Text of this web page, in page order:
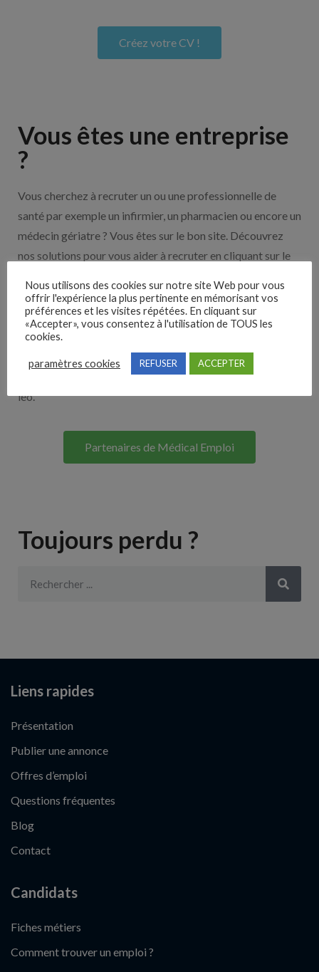
Créez votre CV !
Vous êtes une entreprise
?
Vous cherchez à recruter un ou une professionnelle de
santé par exemple un infirmier, un pharmacien ou encore un
médecin gériatre ? Vous êtes sur le bon site. Découvrez
nos solutions pour vous aider à recruter en cliquant sur le
Nos solutions entreprises
Lorem ipsum dolor sit amet, consectetur adipiscing elit. Ut
elit tellus, luctus nec ullamcorper mattis, pulvinar dapibus
leo.
Partenaires de Médical Emploi
Toujours perdu ?
Liens rapides
Présentation
Publier une annonce
Offres d’emploi
Questions fréquentes
Blog
Contact
Candidats
Fiches métiers
Comment trouver un emploi ?
Nous utilisons des cookies sur notre site Web pour vous
offrir l'expérience la plus pertinente en mémorisant vos
préférences et les visites répétées. En cliquant sur
«Accepter», vous consentez à l'utilisation de TOUS les
cookies.
paramètres cookies REFUSER ACCEPTER